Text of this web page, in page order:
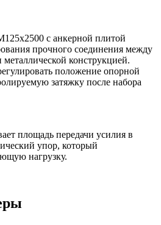
с анкерной плитой
прочного соединения между
конструкцией.
положение опорной
затяжку после набора
площадь передачи усилия в
упор, который
нагрузку.